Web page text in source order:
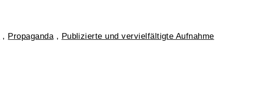
, Propaganda, Publizierte und vervielfältigte Aufnahme